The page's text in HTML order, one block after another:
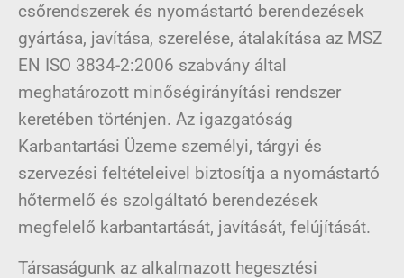
csőrendszerek és nyomástartó berendezések
gyártása, javítása, szerelése, átalakítása az MSZ
EN ISO 3834-2:2006 szabvány által
meghatározott minőségirányítási rendszer
keretében történjen. Az igazgatóság
Karbantartási Üzeme személyi, tárgyi és
szervezési feltételeivel biztosítja a nyomástartó
hőtermelő és szolgáltató berendezések
megfelelő karbantartását, javítását, felújítását.
Társaságunk az alkalmazott hegesztési